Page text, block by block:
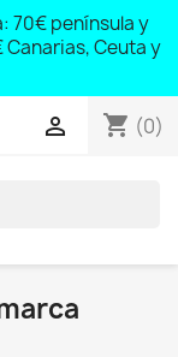
70€ península y
Canarias, Ceuta y
shopping_cart (0)
